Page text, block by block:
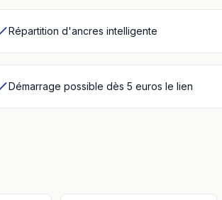
Répartition d'ancres intelligente
Démarrage possible dès 5 euros le lien